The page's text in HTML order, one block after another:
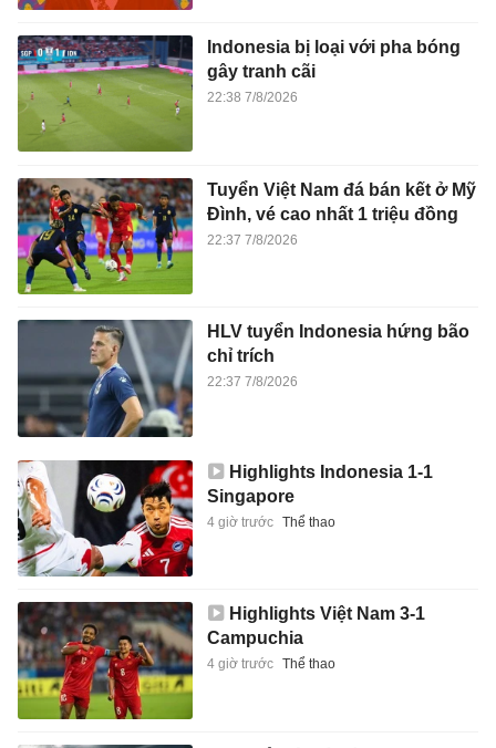
Indonesia bị loại với pha bóng
gây tranh cãi
22:38 7/8/2026
Tuyển Việt Nam đá bán kết ở Mỹ
Đình, vé cao nhất 1 triệu đồng
22:37 7/8/2026
HLV tuyển Indonesia hứng bão
chỉ trích
22:37 7/8/2026
Highlights Indonesia 1-1
Singapore
4 giờ trước Thể thao
Highlights Việt Nam 3-1
Campuchia
4 giờ trước Thể thao